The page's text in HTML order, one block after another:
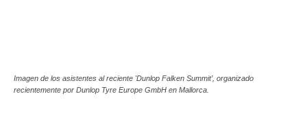
Imagen de los asistentes al reciente 'Dunlop Falken Summit’, organizado
recientemente por Dunlop Tyre Europe GmbH en Mallorca.